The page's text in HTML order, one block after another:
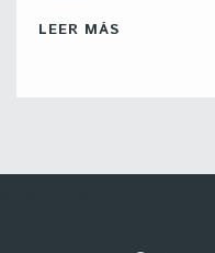
LEER MÁS